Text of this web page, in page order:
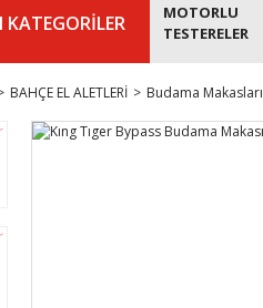
KATEGORİLER
MOTORLU
TESTERELER
BAHÇE EL ALETLERİ Budama Makasları